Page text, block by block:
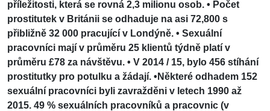
příležitosti, která se rovná 2,3 milionu osob. • Počet
prostitutek v Británii se odhaduje na asi 72,800 s
přibližně 32 000 pracující v Londýně. • Sexuální
pracovníci mají v průměru 25 klientů týdně platí v
průměru £78 za návštěvu. • V 2014 / 15, bylo 456 stíhání
prostitutky pro potulku a žádají. •Některé odhadem 152
sexuální pracovníci byli zavražděni v letech 1990 až
2015. 49 % sexuálních pracovníků a pracovnic (v